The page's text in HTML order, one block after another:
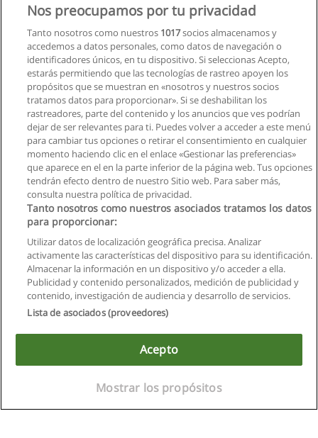
Reglas de uso
Privacidad de datos
Copyright © Educaedu Business S.L. - CIF : B-95610580: -
www.educaedu.com.ec
Nos preocupamos por tu privacidad
Tanto nosotros como nuestros 1017socios almacenamos y
accedemos a datos personales, como datos de navegación o
identificadores únicos, en tu dispositivo. Si seleccionas Acepto,
estarás permitiendo que las tecnologías de rastreo apoyen los
propósitos que se muestran en «nosotros y nuestros socios
tratamos datos para proporcionar». Si se deshabilitan los
rastreadores, parte del contenido y los anuncios que ves podrían
dejar de ser relevantes para ti. Puedes volver a acceder a este menú
para cambiar tus opciones o retirar el consentimiento en cualquier
momento haciendo clic en el enlace «Gestionar las preferencias»
que aparece en el en la parte inferior de la página web. Tus opciones
tendrán efecto dentro de nuestro Sitio web. Para saber más,
consulta nuestra política de privacidad.
Tanto nosotros como nuestros asociados tratamos los datos
para proporcionar:
Utilizar datos de localización geográfica precisa. Analizar
activamente las características del dispositivo para su identificación.
Almacenar la información en un dispositivo y/o acceder a ella.
Publicidad y contenido personalizados, medición de publicidad y
contenido, investigación de audiencia y desarrollo de servicios.
Lista de asociados (proveedores)
Acepto
Mostrar los propósitos